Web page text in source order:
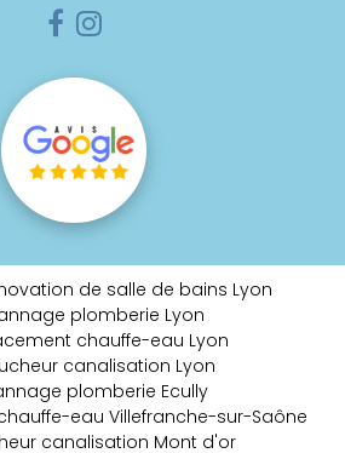
de salle de bains Lyon
plomberie Lyon
chauffe-eau Lyon
canalisation Lyon
plomberie Ecully
eau Villefranche-sur-Saône
canalisation Mont d'or